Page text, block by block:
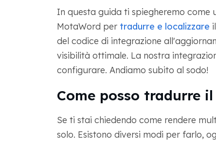
In questa guida ti spiegheremo come
MotaWord per tradurre e localizzare
del codice di integrazione
visibilità ottimale. La nostra
configurare. Andiamo subito al sodo!
Come posso tradurre
Se ti stai chiedendo come rendere
solo. Esistono diversi modi per farlo,